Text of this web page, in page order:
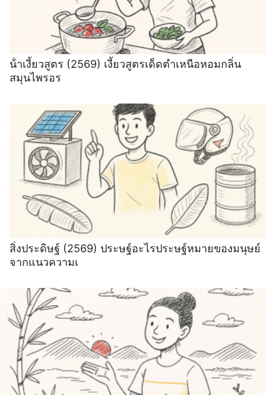
น้ําเงี้ยวสูตร (2569) เงี้ยวสูตรเด็ดตำเหนือหอมกลิ่น
สมุนไพรอร
สิ่งประดิษฐ์ (2569) ประษฐ์อะไรประษฐ์หมายของมนุษย์
จากแนวความเ